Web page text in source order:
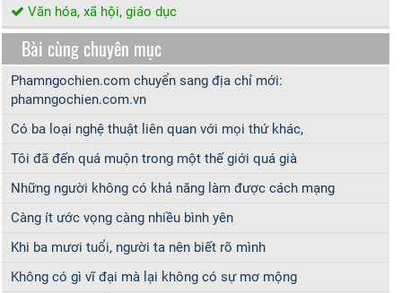
Văn hóa, xã hội, giáo dục
Bài cùng chuyên mục
Phamngochien.com chuyển sang địa chỉ mới:
phamngochien.com.vn
Có ba loại nghệ thuật liên quan với mọi thứ khác,
Tôi đã đến quá muộn trong một thế giới quá già
Những người không có khả năng làm được cách mạng
Càng ít ước vọng càng nhiều bình yên
Khi ba mươi tuổi, người ta nên biết rõ mình
Không có gì vĩ đại mà lại không có sự mơ mộng